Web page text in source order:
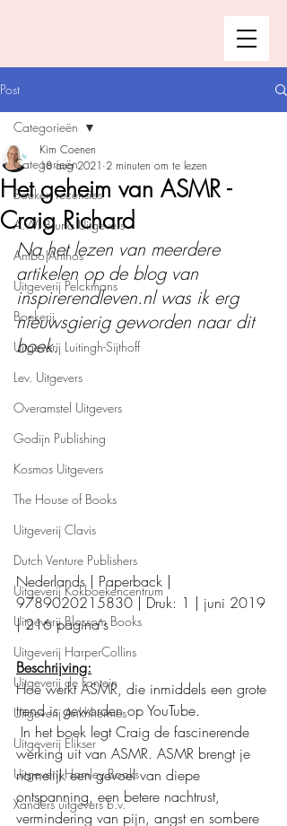
Post
Categorieën
Boeken recensies
A.W. Bruna Uitgevers
Ambo|Anthos
Uitgeverij Pelckmans
Boekerij
Uitgeverij Luitingh-Sijthoff
Lev. Uitgevers
Overamstel Uitgevers
Godijn Publishing
Kosmos Uitgevers
The House of Books
Uitgeverij Clavis
Dutch Venture Publishers
Uitgeverij Kokboekencentrum
Uitgeverij Blossom Books
Uitgeverij HarperCollins
Uitgeverij de Fontein
Uitgeverij Ankhhermes
Uitgeverij Elikser
Uitgeverij Hamley Books
Xanders uitgevers b.v.
Categorieën
Het geheim van ASMR -
Craig Richard
Kim Coenen
18 aug 2021 2 minuten om te lezen
Na het lezen van meerdere
artikelen op de blog van
inspirerendleven.nl was ik erg
nieuwsgierig geworden naar dit
boek.
Nederlands | Paperback |
9789020215830 | Druk: 1 | juni 2019
| 216 pagina's
Beschrijving:
Hoe werkt ASMR, die inmiddels een grote
trend is geworden op YouTube.
werking uit van ASMR. ASMR brengt je
namelijk een gevoel van diepe
ontspanning, een betere nachtrust,
vermindering van pijn, angst en sombere